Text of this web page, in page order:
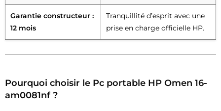
Garantie constructeur :
12 mois
Tranquillité d’esprit avec une
prise en charge officielle HP.
Pourquoi choisir le Pc portable HP Omen 16-
am0081nf ?